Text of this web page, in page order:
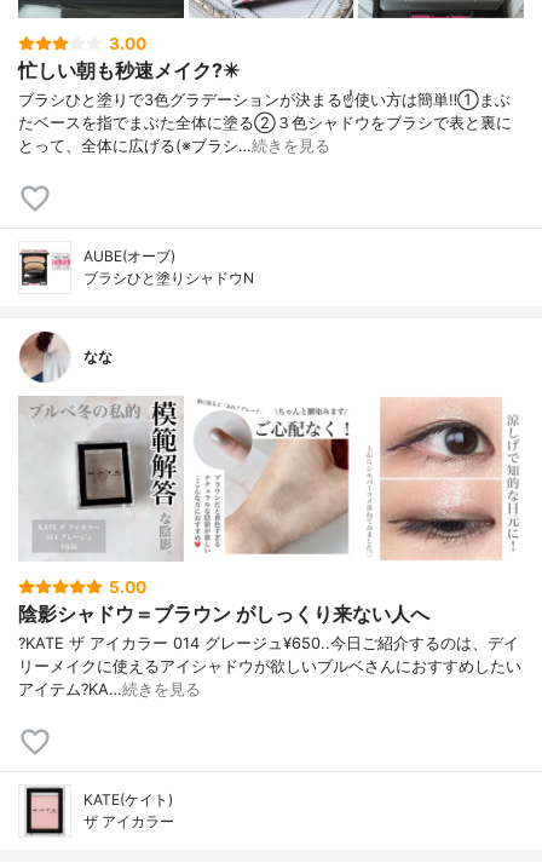
3.00
忙しい朝も秒速メイク?️✴️
ブラシひと塗りで3色グラデーションが決まる☝️使い方は簡単‼️①まぶ
たベースを指でまぶた全体に塗る②３色シャドウをブラシで表と裏に
とって、全体に広げる(※ブラシ…続きを見る
AUBE(オーブ)
ブラシひと塗りシャドウN
なな
5.00
陰影シャドウ＝ブラウン がしっくり来ない人へ
?KATE ザ アイカラー 014 グレージュ¥650..今日ご紹介するのは、デイ
リーメイクに使えるアイシャドウが欲しいブルベさんにおすすめしたい
アイテム?KA…続きを見る
KATE(ケイト)
ザ アイカラー